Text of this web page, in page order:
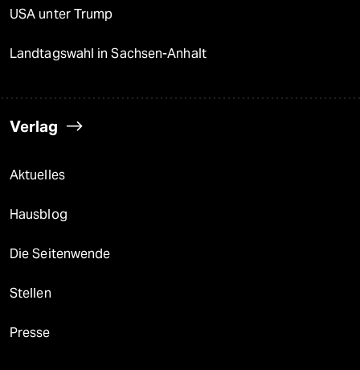
USA unter Trump
Landtagswahl in Sachsen-Anhalt
Verlag
Aktuelles
Hausblog
Die Seitenwende
Stellen
Presse